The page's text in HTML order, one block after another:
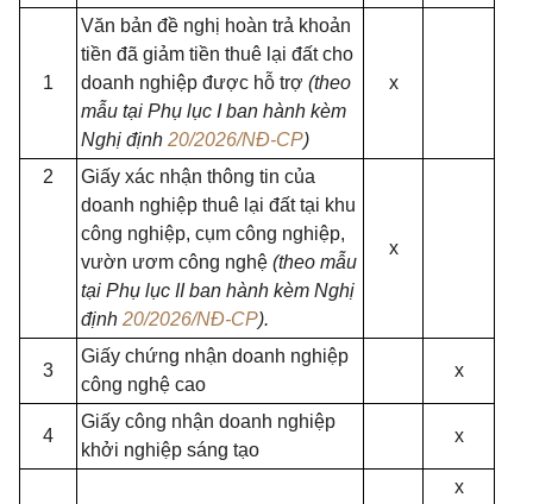
1
Văn bản đề nghị hoàn trả khoản
tiền đã giảm tiền thuê lại đất cho
doanh nghiệp được hỗ trợ (theo
mẫu tại Phụ lục I ban hành kèm
Nghị định 20/2026/NĐ-CP)
x
2
Giấy xác nhận thông tin của
doanh nghiệp thuê lại đất tại khu
công nghiệp, cụm công nghiệp,
vườn ươm công nghệ (theo mẫu
tại Phụ lục II ban hành kèm Nghị
định 20/2026/NĐ-CP).
x
3
Giấy chứng nhận doanh nghiệp
công nghệ cao
x
4
Giấy công nhận doanh nghiệp
khởi nghiệp sáng tạo
x
x